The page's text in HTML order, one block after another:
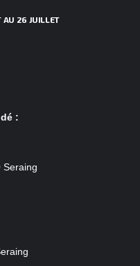
AU 26 JUILLET
:
Seraing